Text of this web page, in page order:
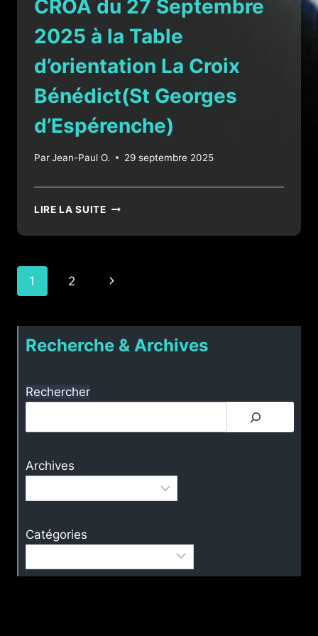
CROA du 27 Septembre
2025 à la Table
d’orientation La Croix
Bénédict(St Georges
d’Espérenche)
ParJean-Paul O. 29 septembre 2025
LIRE LA SUITECROA
27
À
D’ORIENTATION
LA
CROIX
D’ESPÉRENCHE)
Navigation
page
1 2
Page
Recherche & Archives
Rechercher
Archives
Catégories